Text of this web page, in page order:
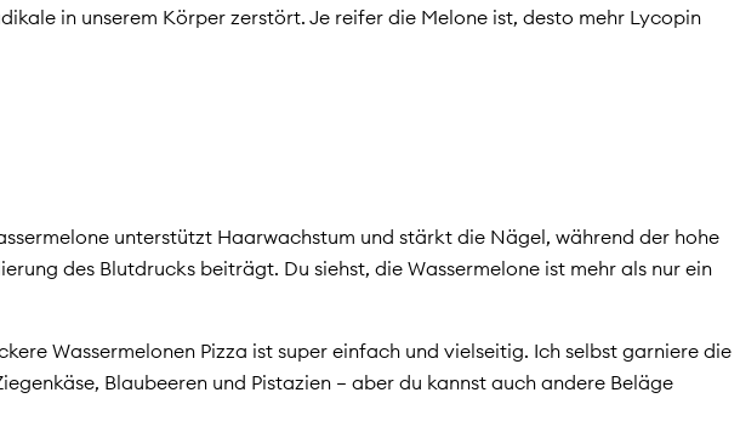
in unserem Körper zerstört. Je reifer die Melone ist, desto mehr Lycopin
unterstützt Haarwachstum und stärkt die Nägel, während der hohe
des Blutdrucks beiträgt. Du siehst, die Wassermelone ist mehr als nur ein
Wassermelonen Pizza ist super einfach und vielseitig. Ich selbst garniere die
Blaubeeren und Pistazien – aber du kannst auch andere Beläge